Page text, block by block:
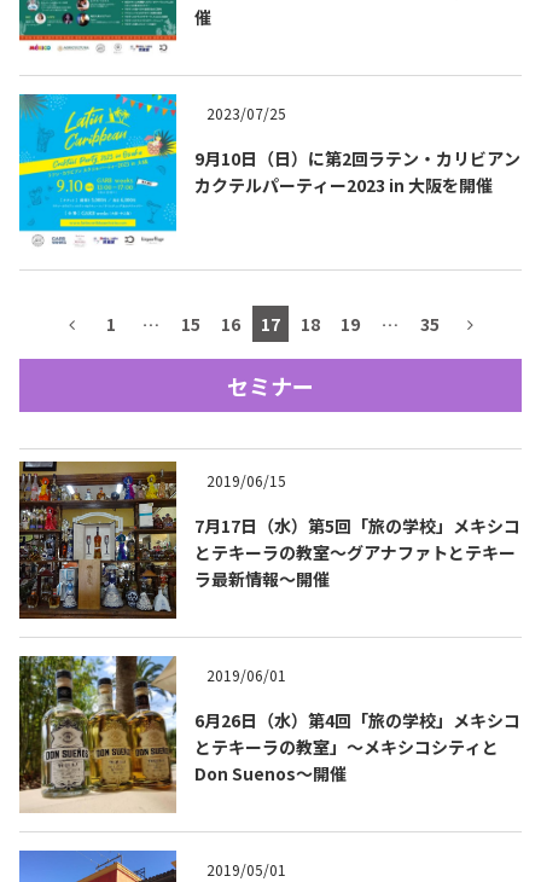
メキシコ旅行
メキシコの記念日 Events of Mexico
トピックス一覧
Contact
テキーラ・メスカルが飲める
Bar & Restaurant
Tequila Journal SNS 在日メキシコ大使館 SNS
催
2023/07/25
9月10日（日）に第2回ラテン・カリビアン
カクテルパーティー2023 in 大阪を開催
1 … 15 16 17 18 19 … 35
セミナー
2019/06/15
7月17日（水）第5回「旅の学校」メキシコ
とテキーラの教室～グアナファトとテキー
ラ最新情報～開催
2019/06/01
6月26日（水）第4回「旅の学校」メキシコ
とテキーラの教室」〜メキシコシティと
Don Suenos〜開催
2019/05/01